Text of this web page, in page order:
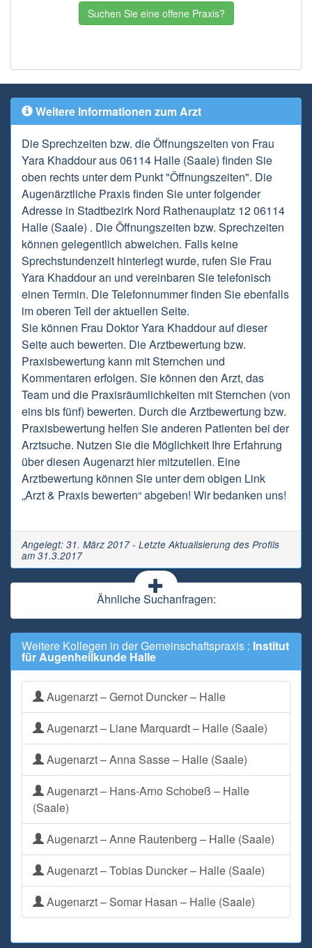
Suchen Sie eine offene Praxis?
Weitere Informationen zum Arzt
Die Sprechzeiten bzw. die Öffnungszeiten von Frau
Yara Khaddour aus 06114 Halle (Saale) finden Sie
oben rechts unter dem Punkt "Öffnungszeiten". Die
Augenärztliche Praxis finden Sie unter folgender
Adresse in Stadtbezirk Nord Rathenauplatz 12 06114
Halle (Saale) . Die Öffnungszeiten bzw. Sprechzeiten
können gelegentlich abweichen. Falls keine
Sprechstundenzeit hinterlegt wurde, rufen Sie Frau
Yara Khaddour an und vereinbaren Sie telefonisch
einen Termin. Die Telefonnummer finden Sie ebenfalls
im oberen Teil der aktuellen Seite.
Sie können Frau Doktor Yara Khaddour auf dieser
Seite auch bewerten. Die Arztbewertung bzw.
Praxisbewertung kann mit Sternchen und
Kommentaren erfolgen. Sie können den Arzt, das
Team und die Praxisräumlichkeiten mit Sternchen (von
eins bis fünf) bewerten. Durch die Arztbewertung bzw.
Praxisbewertung helfen Sie anderen Patienten bei der
Arztsuche. Nutzen Sie die Möglichkeit Ihre Erfahrung
über diesen Augenarzt hier mitzuteilen. Eine
Arztbewertung können Sie unter dem obigen Link
„Arzt & Praxis bewerten“ abgeben! Wir bedanken uns!
Angelegt: 31. März 2017 - Letzte Aktualisierung des Profils
am 31.3.2017
Ähnliche Suchanfragen:
Weitere Kollegen in der Gemeinschaftspraxis : Institut
für Augenheilkunde Halle
Augenarzt – Gernot Duncker – Halle
Augenarzt – Liane Marquardt – Halle (Saale)
Augenarzt – Anna Sasse – Halle (Saale)
Augenarzt – Hans-Arno Schobeß – Halle
(Saale)
Augenarzt – Anne Rautenberg – Halle (Saale)
Augenarzt – Tobias Duncker – Halle (Saale)
Augenarzt – Somar Hasan – Halle (Saale)